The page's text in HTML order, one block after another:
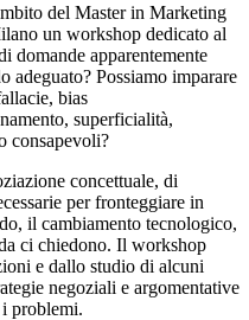
del Master in Marketing
un workshop dedicato al
domande apparentemente
adeguato? Possiamo imparare
bias
superficialità,
consapevoli?
concettuale, di
per fronteggiare in
il cambiamento tecnologico,
ci chiedono. Il workshop
e dallo studio di alcuni
negoziali e argomentative
problemi.